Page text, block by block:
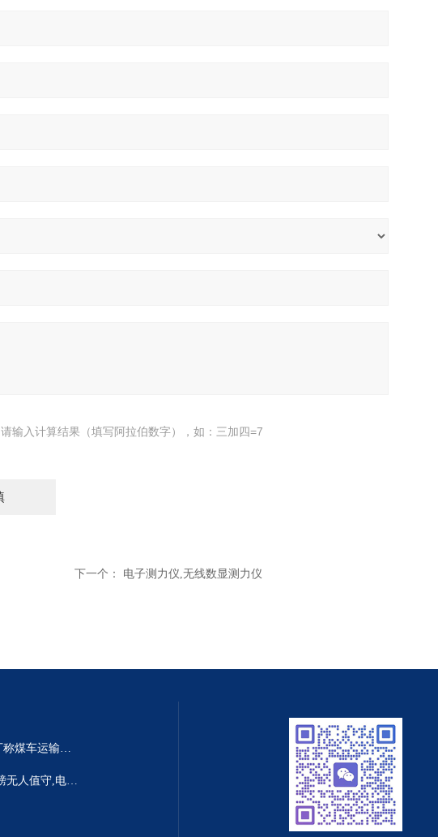
请输入计算结果（填写阿拉伯数字），如：三加四=7
下一个： 电子测力仪,无线数显测力仪
过煤车电子秤大型煤矿厂称煤车运输过120吨汽车过磅称~山西晋城市150吨卡车过磅称.内蒙古重型100吨货车过磅称
汽车衡无人值守系统,地磅无人值守,电子地磅无人值守智能化系统